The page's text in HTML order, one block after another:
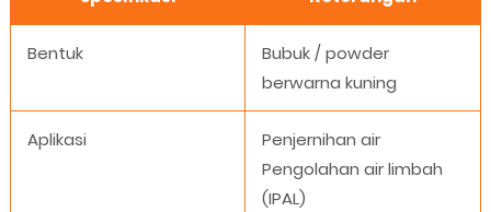
Bentuk
Bubuk / powder
berwarna kuning
Aplikasi
Penjernihan air
Pengolahan air limbah
(IPAL)